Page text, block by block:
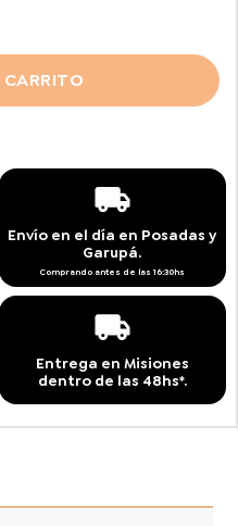
Envío en el día en Posadas y
Garupá.
Comprando antes de las 16:30hs
Entrega en Misiones
dentro de las 48hs*.